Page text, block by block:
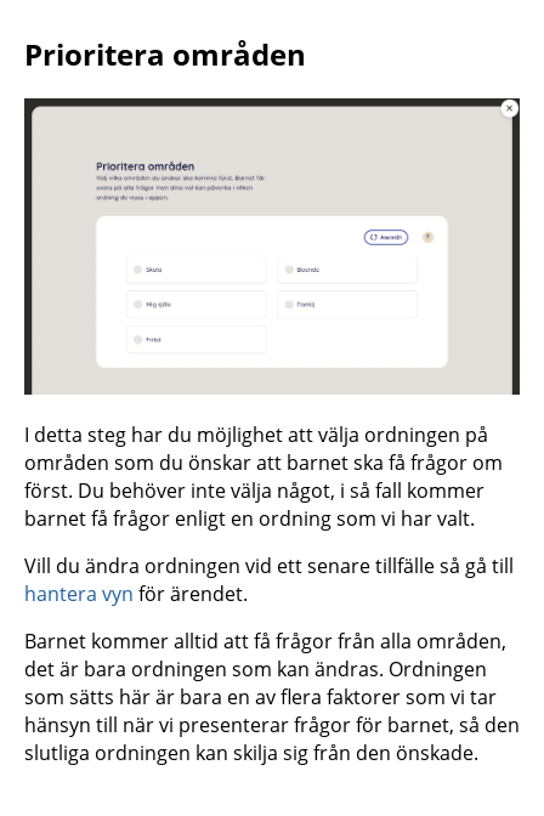
Prioritera områden
I detta steg har du möjlighet att välja ordningen på
områden som du önskar att barnet ska få frågor om
först. Du behöver inte välja något, i så fall kommer
barnet få frågor enligt en ordning som vi har valt.
Vill du ändra ordningen vid ett senare tillfälle så gå till
hantera vyn för ärendet.
Barnet kommer alltid att få frågor från alla områden,
det är bara ordningen som kan ändras. Ordningen
som sätts här är bara en av flera faktorer som vi tar
hänsyn till när vi presenterar frågor för barnet, så den
slutliga ordningen kan skilja sig från den önskade.